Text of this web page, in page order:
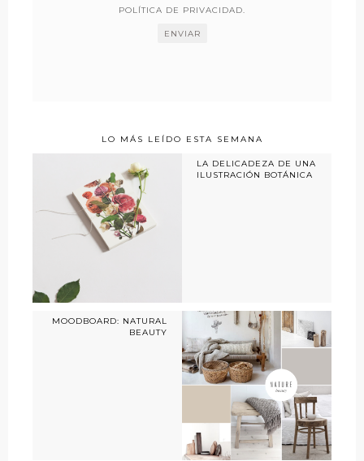
POLÍTICA DE PRIVACIDAD.
LO MÁS LEÍDO ESTA SEMANA
LA DELICADEZA DE UNA
ILUSTRACIÓN BOTÁNICA
MOODBOARD: NATURAL
BEAUTY